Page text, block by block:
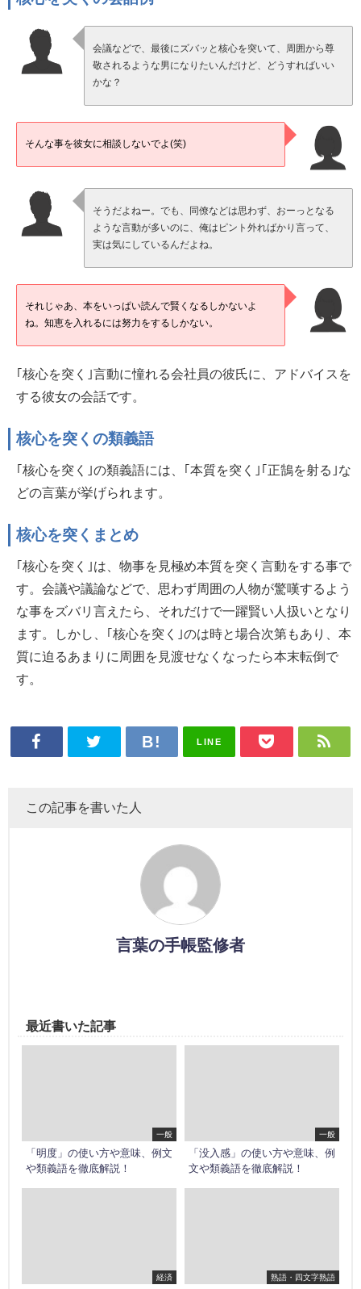
会議などで、最後にズバッと核心を突いて、周囲から尊
敬されるような男になりたいんだけど、どうすればいい
かな？
そんな事を彼女に相談しないでよ(笑)
そうだよねー。でも、同僚などは思わず、おーっとなる
ような言動が多いのに、俺はピント外ればかり言って、
実は気にしているんだよね。
それじゃあ、本をいっぱい読んで賢くなるしかないよ
ね。知恵を入れるには努力をするしかない。
｢核心を突く｣言動に憧れる会社員の彼氏に、アドバイスを
する彼女の会話です。
核心を突くの類義語
｢核心を突く｣の類義語には、｢本質を突く｣｢正鵠を射る｣な
どの言葉が挙げられます。
核心を突くまとめ
｢核心を突く｣は、物事を見極め本質を突く言動をする事で
す。会議や議論などで、思わず周囲の人物が驚嘆するよう
な事をズバリ言えたら、それだけで一躍賢い人扱いとなり
ます。しかし、｢核心を突く｣のは時と場合次第もあり、本
質に迫るあまりに周囲を見渡せなくなったら本末転倒で
す。
LINE
この記事を書いた人
言葉の手帳監修者
最近書いた記事
一般
「明度」の使い方や意味、例文
や類義語を徹底解説！
一般
「没入感」の使い方や意味、例
文や類義語を徹底解説！
経済 熟語・四文字熟語